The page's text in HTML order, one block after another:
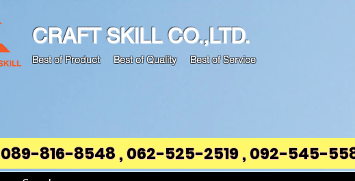
CRAFT SKILL CO.,LTD.
Best of Product Best of Quality Best of Service
089-816-8548 , 062-525-2519 , 092-545-